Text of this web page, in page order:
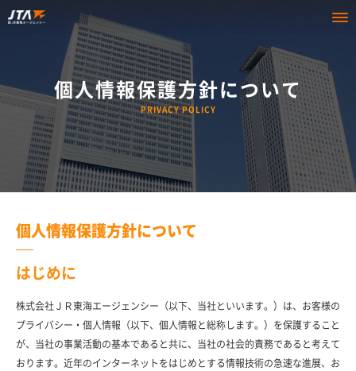
個人情報保護方針について
PRIVACY POLICY
個人情報保護方針について
はじめに
株式会社ＪＲ東海エージェンシー（以下、当社といいます。）は、お客様の
プライバシー・個人情報（以下、個人情報と総称します。）を保護すること
が、当社の事業活動の基本であると共に、当社の社会的責務であると考えて
おります。近年のインターネットをはじめとする情報技術の急速な進展、お